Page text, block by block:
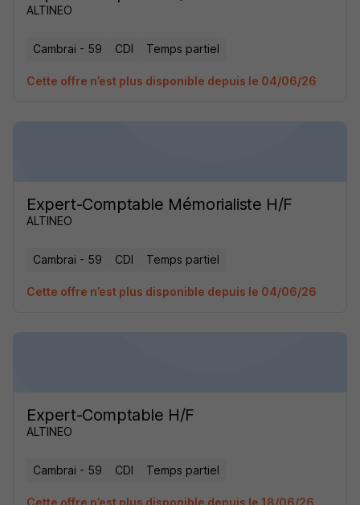
ALTINEO
Cambrai - 59 CDI Temps partiel
Cette offre n’est plus disponible depuis le 04/06/26
Expert-Comptable Mémorialiste H/F
ALTINEO
Cambrai - 59 CDI Temps partiel
Cette offre n’est plus disponible depuis le 04/06/26
Expert-Comptable H/F
ALTINEO
Cambrai - 59 CDI Temps partiel